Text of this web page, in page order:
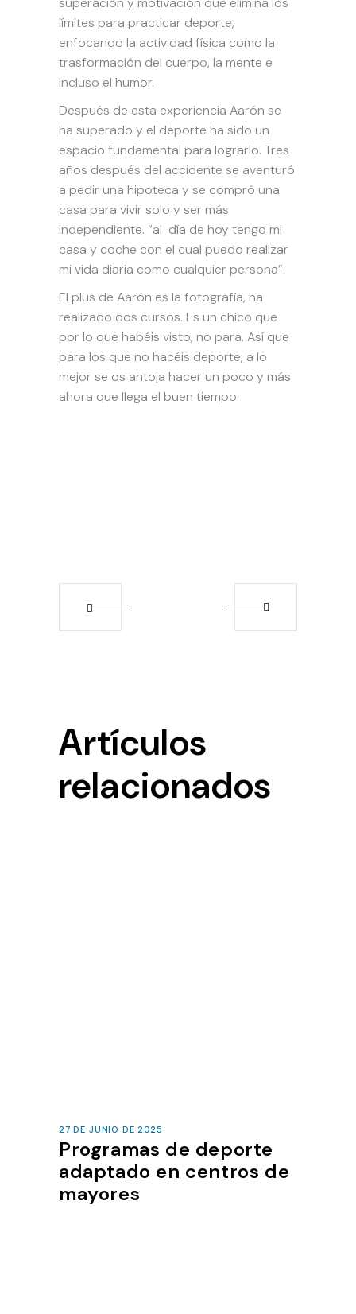
límites para practicar deporte,
enfocando la actividad física como la
trasformación del cuerpo, la mente e
incluso el humor.
Después de esta experiencia Aarón se
ha superado y el deporte ha sido un
espacio fundamental para lograrlo. Tres
años después del accidente se aventuró
a pedir una hipoteca y se compró una
casa para vivir solo y ser más
independiente. “al día de hoy tengo mi
casa y coche con el cual puedo realizar
mi vida diaria como cualquier persona”.
El plus de Aarón es la fotografía, ha
realizado dos cursos. Es un chico que
por lo que habéis visto, no para. Así que
para los que no hacéis deporte, a lo
mejor se os antoja hacer un poco y más
ahora que llega el buen tiempo.
Artículos
relacionados
27 DE JUNIO DE 2025
Programas de deporte
adaptado en centros de
mayores